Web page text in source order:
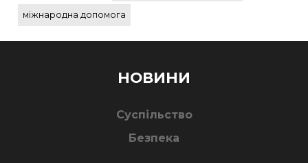
міжнародна допомога
НОВИНИ
Суспільство
Безпека